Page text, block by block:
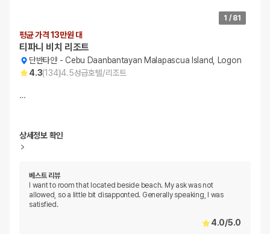
1 / 81
평균 가격 13만원 대
티파니 비치 리조트
단반타얀-Cebu Daanbantayan Malapascua Island, Logon
4.3(134)4.5성급호텔/리조트
…
상세정보 확인
베스트 리뷰
I want to room that located beside beach. My ask was not
allowed, so a little bit disapponted. Generally speaking, I was
satisfied.
4.0/5.0